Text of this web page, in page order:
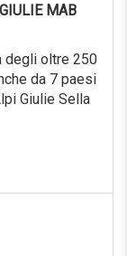
MAB
degli oltre 250
da 7 paesi
Giulie Sella